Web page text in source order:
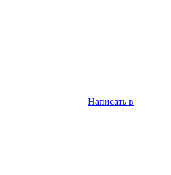
Написать в